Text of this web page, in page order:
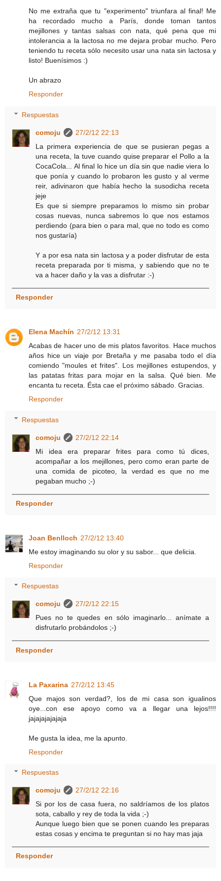
No me extraña que tu "experimento" triunfara al final! Me
ha recordado mucho a París, donde toman tantos
mejillones y tantas salsas con nata, qué pena que mi
intolerancia a la lactosa no me dejara probar mucho. Pero
teniendo tu receta sólo necesito usar una nata sin lactosa y
listo! Buenísimos :)
Un abrazo
Responder
Respuestas
comoju
27/2/12 22:13
La primera experiencia de que se pusieran pegas a
una receta, la tuve cuando quise preparar el Pollo a la
CocaCola... Al final lo hice un día sin que nadie viera lo
que ponía y cuando lo probaron les gusto y al verme
reir, adivinaron que había hecho la susodicha receta
jeje
Es que si siempre preparamos lo mismo sin probar
cosas nuevas, nunca sabremos lo que nos estamos
perdiendo (para bien o para mal, que no todo es como
nos gustaría)
Y a por esa nata sin lactosa y a poder disfrutar de esta
receta preparada por ti misma, y sabiendo que no te
va a hacer daño y la vas a disfrutar :-)
Responder
Elena Machín 27/2/12 13:31
Acabas de hacer uno de mis platos favoritos. Hace muchos
años hice un viaje por Bretaña y me pasaba todo el día
comiendo "moules et frites". Los mejillones estupendos, y
las patatas fritas para mojar en la salsa. Qué bien. Me
encanta tu receta. Ésta cae el próximo sábado. Gracias.
Responder
Respuestas
comoju
27/2/12 22:14
Mi idea era preparar frites para como tú dices,
acompañar a los mejillones, pero como eran parte de
una comida de picoteo, la verdad es que no me
pegaban mucho ;-)
Responder
Joan Benlloch 27/2/12 13:40
Me estoy imaginando su olor y su sabor... que delicia.
Responder
Respuestas
comoju
27/2/12 22:15
Pues no te quedes en sólo imaginarlo... anímate a
disfrutarlo probándolos ;-)
Responder
La Paxarina 27/2/12 13:45
Que majos son verdad?, los de mi casa son igualinos
oye...con ese apoyo como va a llegar una lejos!!!!
jajajajajajaja
Me gusta la idea, me la apunto.
Responder
Respuestas
comoju
27/2/12 22:16
Si por los de casa fuera, no saldríamos de los platos
sota, caballo y rey de toda la vida ;-)
Aunque luego bien que se ponen cuando les preparas
estas cosas y encima te preguntan si no hay mas jaja
Responder